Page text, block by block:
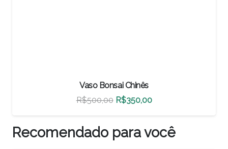
Vaso Bonsai Chinês
R$500,00 O
preço
original
R$350,00O
preço
atual
Recomendado para você